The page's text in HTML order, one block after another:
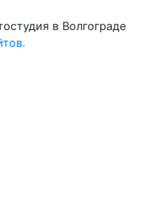
в Волгограде